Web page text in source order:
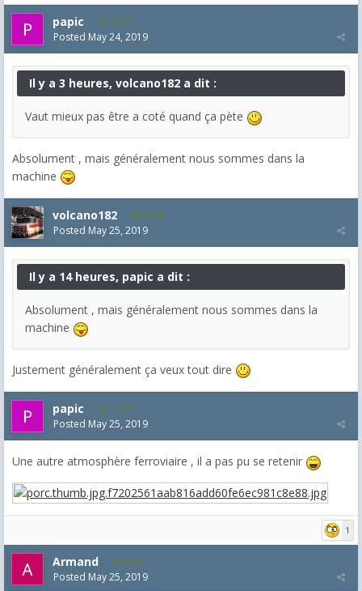
papic 1,372
Posted May 24, 2019
Il y a 3 heures, volcano182 a dit :
Vaut mieux pas être a coté quand ça pète
Absolument , mais généralement nous sommes dans la
machine
volcano182 1,346
Posted May 25, 2019
Il y a 14 heures, papic a dit :
Absolument , mais généralement nous sommes dans la
machine
Justement généralement ça veux tout dire
papic 1,372
Posted May 25, 2019
Une autre atmosphère ferroviaire , il a pas pu se retenir
1
Armand 564
Posted May 25, 2019